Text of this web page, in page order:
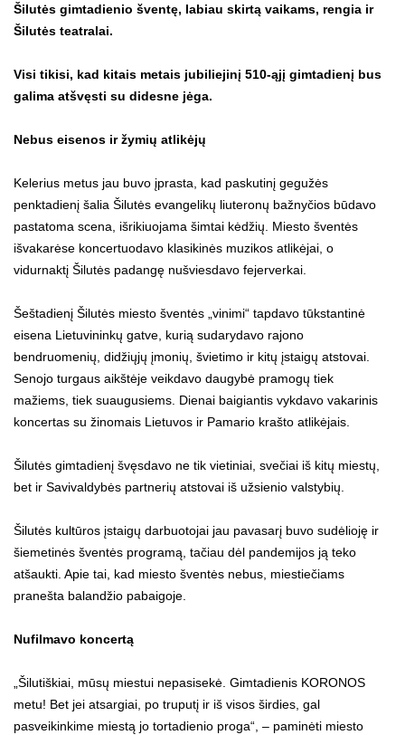
Šilutės gimtadienio šventę, labiau skirtą vaikams, rengia ir
Šilutės teatralai.
Visi tikisi, kad kitais metais jubiliejinį 510-ąjį gimtadienį bus
galima atšvęsti su didesne jėga.
Nebus eisenos ir žymių atlikėjų
Kelerius metus jau buvo įprasta, kad paskutinį gegužės
penktadienį šalia Šilutės evangelikų liuteronų bažnyčios būdavo
pastatoma scena, išrikiuojama šimtai kėdžių. Miesto šventės
išvakarėse koncertuodavo klasikinės muzikos atlikėjai, o
vidurnaktį Šilutės padangę nušviesdavo fejerverkai.
Šeštadienį Šilutės miesto šventės „vinimi“ tapdavo tūkstantinė
eisena Lietuvininkų gatve, kurią sudarydavo rajono
bendruomenių, didžiųjų įmonių, švietimo ir kitų įstaigų atstovai.
Senojo turgaus aikštėje veikdavo daugybė pramogų tiek
mažiems, tiek suaugusiems. Dienai baigiantis vykdavo vakarinis
koncertas su žinomais Lietuvos ir Pamario krašto atlikėjais.
Šilutės gimtadienį švęsdavo ne tik vietiniai, svečiai iš kitų miestų,
bet ir Savivaldybės partnerių atstovai iš užsienio valstybių.
Šilutės kultūros įstaigų darbuotojai jau pavasarį buvo sudėlioję ir
šiemetinės šventės programą, tačiau dėl pandemijos ją teko
atšaukti. Apie tai, kad miesto šventės nebus, miestiečiams
pranešta balandžio pabaigoje.
Nufilmavo koncertą
„Šilutiškiai, mūsų miestui nepasisekė. Gimtadienis KORONOS
metu! Bet jei atsargiai, po truputį ir iš visos širdies, gal
pasveikinkime miestą jo tortadienio proga“, – paminėti miesto